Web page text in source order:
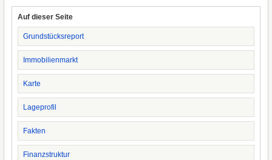
Auf dieser Seite
Grundstücksreport
Immobilienmarkt
Karte
Lageprofil
Fakten
Finanzstruktur